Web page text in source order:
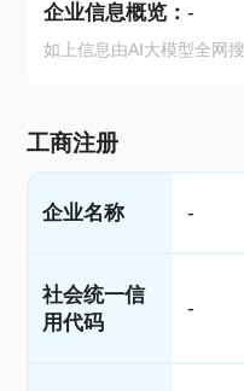
企业信息概览： -
如上信息由AI大模型全网
工商注册
企业名称 -
社会统一信
用代码
-